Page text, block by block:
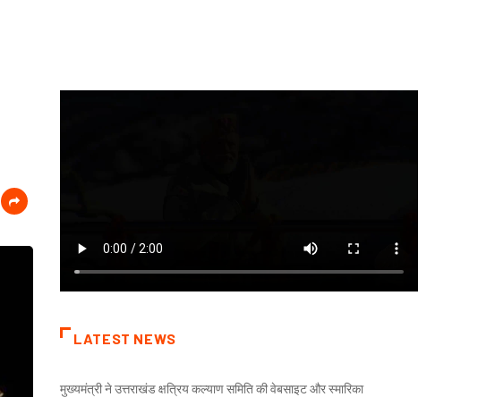
LATEST NEWS
मुख्यमंत्री ने उत्तराखंड क्षत्रिय कल्याण समिति की वेबसाइट और स्मारिका